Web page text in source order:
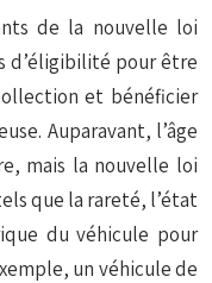
de la nouvelle loi
d’éligibilité pour être
et bénéficier
Auparavant, l’âge
mais la nouvelle loi
que la rareté, l’état
du véhicule pour
un véhicule de